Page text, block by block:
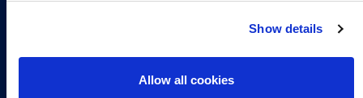
Show details
Allow all cookies
Career